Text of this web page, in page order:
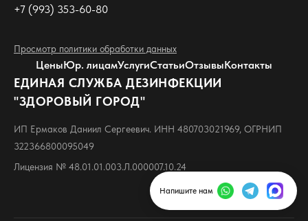
+7 (993) 353-60-80
Просмотр политики обработки данных
ЦеныЮр. лицамУслугиСтатьиОтзывыКонтакты
ЕДИНАЯ СЛУЖБА ДЕЗИНФЕКЦИИ
"ЗДОРОВЫЙ ГОРОД"
ИП Ермаков Даниил Сергеевич. ИНН 480703021969, ОГРНИП
322366800095049
Лицензия № 48.01.01.003.Л.000007.10.24
Наверхarrow_upward
Напишите нам